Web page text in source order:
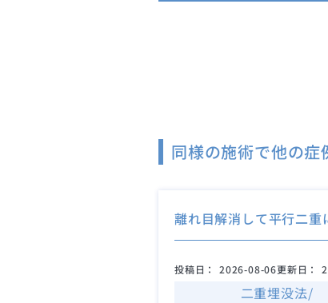
同様の施術で他の症
離れ目解消して平行二重
投稿日： 2026-08-06更新日：
二重埋没法/